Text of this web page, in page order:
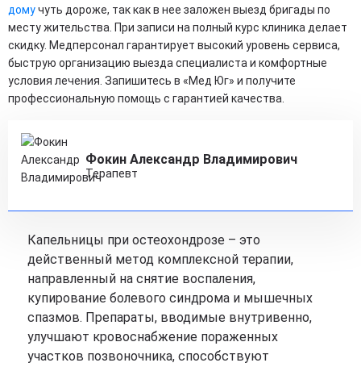
домучуть дороже, так как в нее заложен выезд бригады по
месту жительства. При записи на полный курс клиника делает
скидку. Медперсонал гарантирует высокий уровень сервиса,
быструю организацию выезда специалиста и комфортные
условия лечения. Запишитесь в «Мед Юг» и получите
профессиональную помощь с гарантией качества.
Фокин Александр Владимирович
Терапевт
Капельницы при остеохондрозе – это
действенный метод комплексной терапии,
направленный на снятие воспаления,
купирование болевого синдрома и мышечных
спазмов. Препараты, вводимые внутривенно,
улучшают кровоснабжение пораженных
участков позвоночника, способствуют